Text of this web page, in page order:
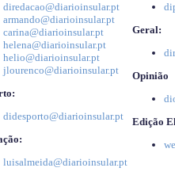
diredacao@diarioinsular.pt
armando@diarioinsular.pt
carina@diarioinsular.pt
helena@diarioinsular.pt
helio@diarioinsular.pt
jlourenco@diarioinsular.pt
didesporto@diarioinsular.pt
luisalmeida@diarioinsular.pt
Geral:
Opinião
Edição